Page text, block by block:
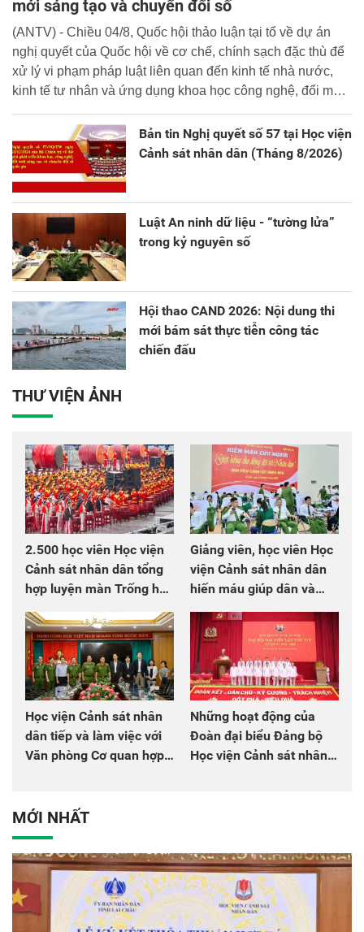
mới sáng tạo và chuyển đổi số
(ANTV) - Chiều 04/8, Quốc hội thảo luận tại tổ về dự án
nghị quyết của Quốc hội về cơ chế, chính sạch đặc thù để
xử lý vi phạm pháp luật liên quan đến kinh tế nhà nước,
kinh tế tư nhân và ứng dụng khoa học công nghệ, đổi mới
Bản tin Nghị quyết số 57 tại Học viện
Cảnh sát nhân dân (Tháng 8/2026)
Luật An ninh dữ liệu - “tường lửa”
trong kỷ nguyên số
Hội thao CAND 2026: Nội dung thi
mới bám sát thực tiễn công tác
chiến đấu
THƯ VIỆN ẢNH
2.500 học viên Học viện
Cảnh sát nhân dân tổng
hợp luyện màn Trống hội
Giảng viên, học viên Học
viện Cảnh sát nhân dân
hiến máu giúp dân và
Học viện Cảnh sát nhân
dân tiếp và làm việc với
Văn phòng Cơ quan hợp
Những hoạt động của
Đoàn đại biểu Đảng bộ
Học viện Cảnh sát nhân
MỚI NHẤT